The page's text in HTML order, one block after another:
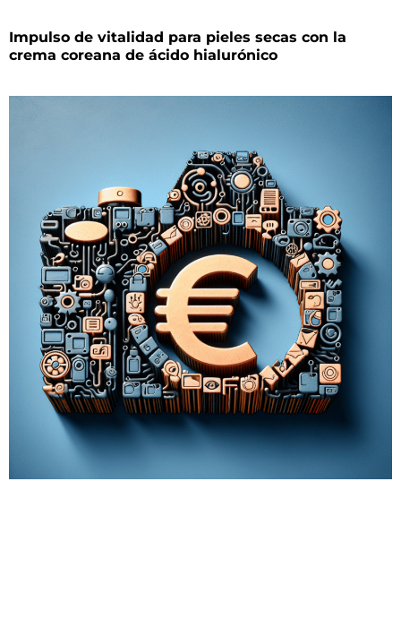
Impulso de vitalidad para pieles secas con la
crema coreana de ácido hialurónico